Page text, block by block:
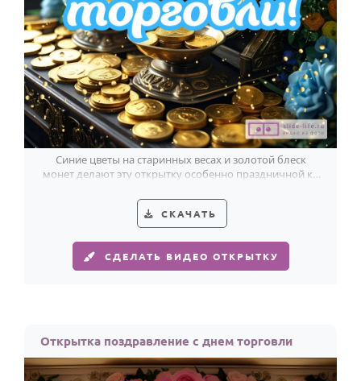
Синие цветы на старинных весах и золотой блеск
монет делают эту открытку особенно праздничной ко
СКАЧАТЬ
СДЕЛАТЬ ВИДЕО ОТКРЫТКУ
Открытка поздравление с днем торговли